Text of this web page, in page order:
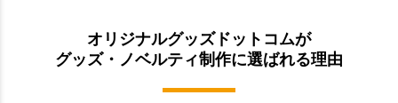
オリジナルグッズドットコムが
グッズ・ノベルティ制作に選ばれる理由